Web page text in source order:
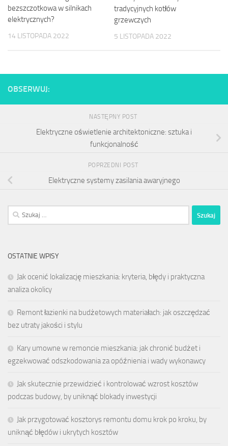
bezszczotkowa w silnikach
elektrycznych?
14 LISTOPADA 2022
tradycyjnych kotłów
grzewczych
5 LISTOPADA 2022
OBSERWUJ:
NASTĘPNY POST
Elektryczne oświetlenie architektoniczne: sztuka i
funkcjonalność
POPRZEDNI POST
Elektryczne systemy zasilania awaryjnego
Szukaj:
OSTATNIE WPISY
Jak ocenić lokalizację mieszkania: kryteria, błędy i praktyczna
analiza okolicy
Remont łazienki na budżetowych materiałach: jak oszczędzać
bez utraty jakości i stylu
Kary umowne w remoncie mieszkania: jak chronić budżet i
egzekwować odszkodowania za opóźnienia i wady wykonawcy
Jak skutecznie przewidzieć i kontrolować wzrost kosztów
podczas budowy, by uniknąć blokady inwestycji
Jak przygotować kosztorys remontu domu krok po kroku, by
uniknąć błędów i ukrytych kosztów